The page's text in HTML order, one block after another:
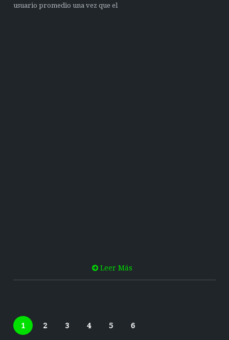
usuario promedio una vez que el
Leer Más
1 2 3 4 5 6